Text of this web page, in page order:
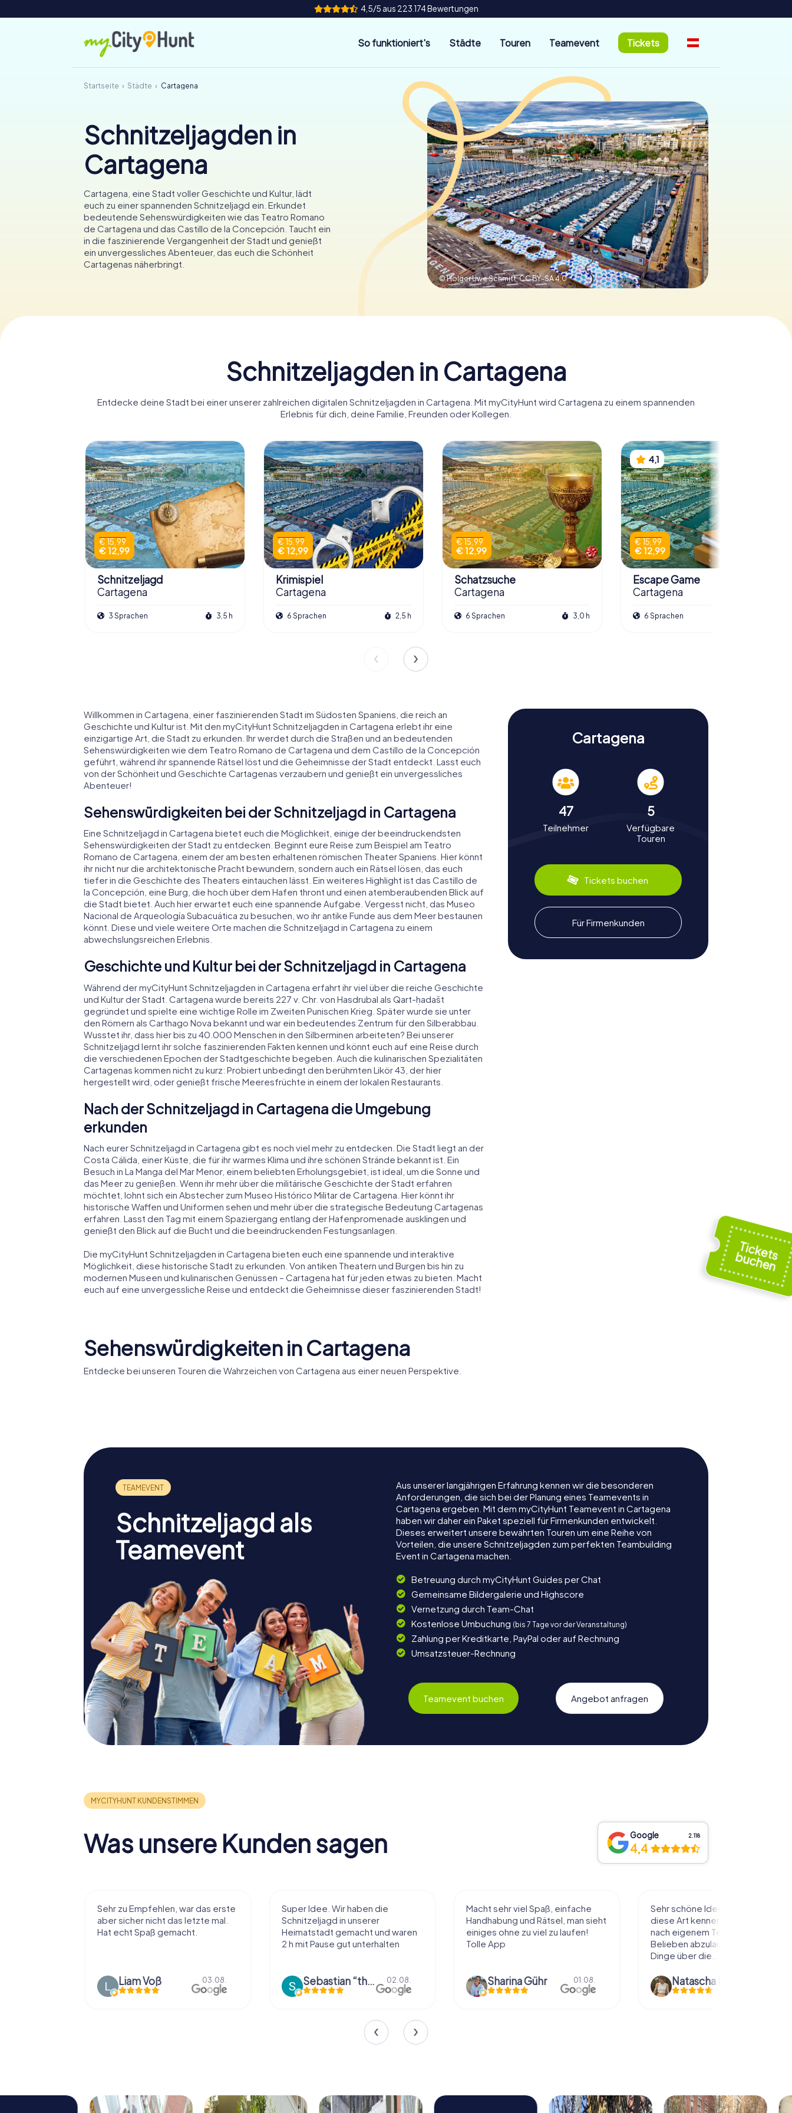
4,5/5 aus 223.174 Bewertungen
So funktioniert's Städte Touren Teamevent Tickets
Startseite Städte Cartagena
Schnitzeljagden in
Cartagena
Cartagena, eine Stadt voller Geschichte und Kultur, lädt
euch zu einer spannenden Schnitzeljagd ein. Erkundet
bedeutende Sehenswürdigkeiten wie das Teatro Romano
de Cartagena und das Castillo de la Concepción. Taucht ein
in die faszinierende Vergangenheit der Stadt und genießt
ein unvergessliches Abenteuer, das euch die Schönheit
Cartagenas näherbringt.
© Holger Uwe Schmitt,CC BY-SA 4.0
Schnitzeljagden in Cartagena
Entdecke deine Stadt bei einer unserer zahlreichen digitalen Schnitzeljagden in Cartagena. Mit myCityHunt wird Cartagena zu einem spannenden
Erlebnis für dich, deine Familie, Freunden oder Kollegen.
€ 15,99
€ 12,99
Schnitzeljagd
Cartagena
3 Sprachen 3,5 h
€ 15,99
€ 12,99
Krimispiel
Cartagena
6 Sprachen 2,5 h
€ 15,99
€ 12,99
Schatzsuche
Cartagena
6 Sprachen 3,0 h
4,1
€ 15,99
€ 12,99
Escape Game
Cartagena
6 Sprachen
Willkommen in Cartagena, einer faszinierenden Stadt im Südosten Spaniens, die reich an
Geschichte und Kultur ist. Mit den myCityHunt Schnitzeljagden in Cartagena erlebt ihr eine
einzigartige Art, die Stadt zu erkunden. Ihr werdet durch die Straßen und an bedeutenden
Sehenswürdigkeiten wie dem Teatro Romano de Cartagena und dem Castillo de la Concepción
geführt, während ihr spannende Rätsel löst und die Geheimnisse der Stadt entdeckt. Lasst euch
von der Schönheit und Geschichte Cartagenas verzaubern und genießt ein unvergessliches
Abenteuer!
Sehenswürdigkeiten bei der Schnitzeljagd in Cartagena
Eine Schnitzeljagd in Cartagena bietet euch die Möglichkeit, einige der beeindruckendsten
Sehenswürdigkeiten der Stadt zu entdecken. Beginnt eure Reise zum Beispiel am Teatro
Romano de Cartagena, einem der am besten erhaltenen römischen Theater Spaniens. Hier könnt
ihr nicht nur die architektonische Pracht bewundern, sondern auch ein Rätsel lösen, das euch
tiefer in die Geschichte des Theaters eintauchen lässt. Ein weiteres Highlight ist das Castillo de
la Concepción, eine Burg, die hoch über dem Hafen thront und einen atemberaubenden Blick auf
die Stadt bietet. Auch hier erwartet euch eine spannende Aufgabe. Vergesst nicht, das Museo
Nacional de Arqueología Subacuática zu besuchen, wo ihr antike Funde aus dem Meer bestaunen
könnt. Diese und viele weitere Orte machen die Schnitzeljagd in Cartagena zu einem
abwechslungsreichen Erlebnis.
Geschichte und Kultur bei der Schnitzeljagd in Cartagena
Während der myCityHunt Schnitzeljagden in Cartagena erfahrt ihr viel über die reiche Geschichte
und Kultur der Stadt. Cartagena wurde bereits 227 v. Chr. von Hasdrubal als Qart-ḥadašt
gegründet und spielte eine wichtige Rolle im Zweiten Punischen Krieg. Später wurde sie unter
den Römern als Carthago Nova bekannt und war ein bedeutendes Zentrum für den Silberabbau.
Wusstet ihr, dass hier bis zu 40.000 Menschen in den Silberminen arbeiteten? Bei unserer
Schnitzeljagd lernt ihr solche faszinierenden Fakten kennen und könnt euch auf eine Reise durch
die verschiedenen Epochen der Stadtgeschichte begeben. Auch die kulinarischen Spezialitäten
Cartagenas kommen nicht zu kurz: Probiert unbedingt den berühmten Likör 43, der hier
hergestellt wird, oder genießt frische Meeresfrüchte in einem der lokalen Restaurants.
Nach der Schnitzeljagd in Cartagena die Umgebung
erkunden
Nach eurer Schnitzeljagd in Cartagena gibt es noch viel mehr zu entdecken. Die Stadt liegt an der
Costa Cálida, einer Küste, die für ihr warmes Klima und ihre schönen Strände bekannt ist. Ein
Besuch in La Manga del Mar Menor, einem beliebten Erholungsgebiet, ist ideal, um die Sonne und
das Meer zu genießen. Wenn ihr mehr über die militärische Geschichte der Stadt erfahren
möchtet, lohnt sich ein Abstecher zum Museo Histórico Militar de Cartagena. Hier könnt ihr
historische Waffen und Uniformen sehen und mehr über die strategische Bedeutung Cartagenas
erfahren. Lasst den Tag mit einem Spaziergang entlang der Hafenpromenade ausklingen und
genießt den Blick auf die Bucht und die beeindruckenden Festungsanlagen.
Die myCityHunt Schnitzeljagden in Cartagena bieten euch eine spannende und interaktive
Möglichkeit, diese historische Stadt zu erkunden. Von antiken Theatern und Burgen bis hin zu
modernen Museen und kulinarischen Genüssen – Cartagena hat für jeden etwas zu bieten. Macht
euch auf eine unvergessliche Reise und entdeckt die Geheimnisse dieser faszinierenden Stadt!
Cartagena
47
Teilnehmer
5
Verfügbare
Touren
Tickets buchen
Für Firmenkunden
Sehenswürdigkeiten in Cartagena
Entdecke bei unseren Touren die Wahrzeichen von Cartagena aus einer neuen Perspektive.
Schnitzeljagd als
Teamevent
Aus unserer langjährigen Erfahrung kennen wir die besonderen
Anforderungen, die sich bei der Planung eines Teamevents in
Cartagena ergeben. Mit dem myCityHunt Teamevent in Cartagena
haben wir daher ein Paket speziell für Firmenkunden entwickelt.
Dieses erweitert unsere bewährten Touren um eine Reihe von
Vorteilen, die unsere Schnitzeljagden zum perfekten Teambuilding
Event in Cartagena machen.
Betreuung durch myCityHunt Guides per Chat
Gemeinsame Bildergalerie und Highscore
Vernetzung durch Team-Chat
Kostenlose Umbuchung (bis 7 Tage vor der Veranstaltung)
Zahlung per Kreditkarte, PayPal oder auf Rechnung
Umsatzsteuer-Rechnung
Teamevent buchen Angebot anfragen
Was unsere Kunden sagen Google 2.118
4,4
Sehr zu Empfehlen, war das erste
aber sicher nicht das letzte mal.
Hat echt Spaß gemacht.
Liam Voß 03.08.
Super Idee. Wir haben die
Schnitzeljagd in unserer
Heimatstadt gemacht und waren
2 h mit Pause gut unterhalten
Sebastian “the sleeping Boxer Dog” Röhner 02.08.
Macht sehr viel Spaß, einfache
Handhabung und Rätsel, man sieht
einiges ohne zu viel zu laufen!
Tolle App
Sharina Gühr 01.08.
Sehr schöne Idee die Stadt auf
diese Art kennenzulernen. Alles
nach eigenem Tempo und
Belieben abzulaufen und dabei
Dinge über die...